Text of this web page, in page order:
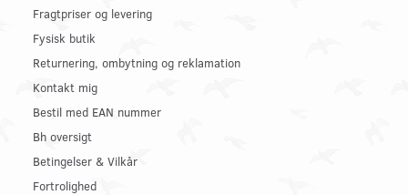
Fragtpriser og levering
Fysisk butik
Returnering, ombytning og reklamation
Kontakt mig
Bestil med EAN nummer
Bh oversigt
Betingelser & Vilkår
Fortrolighed